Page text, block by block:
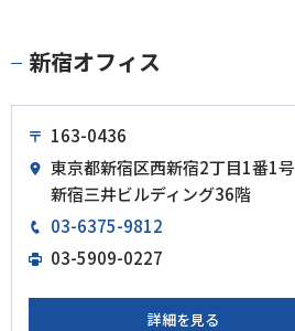
新宿オフィス
163-0436
東京都新宿区西新宿2丁目1番1号
新宿三井ビルディング36階
03-6375-9812
03-5909-0227
詳細を見る